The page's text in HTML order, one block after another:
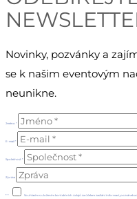
Novinky, pozvánky a
se k našim eventovým
neunikne.
Jméno *
E-mail *
Společnost *
Zpráva
* * Souhlasím s uložením kontaktních údajů za účelem zasílání informací, pozvánek a